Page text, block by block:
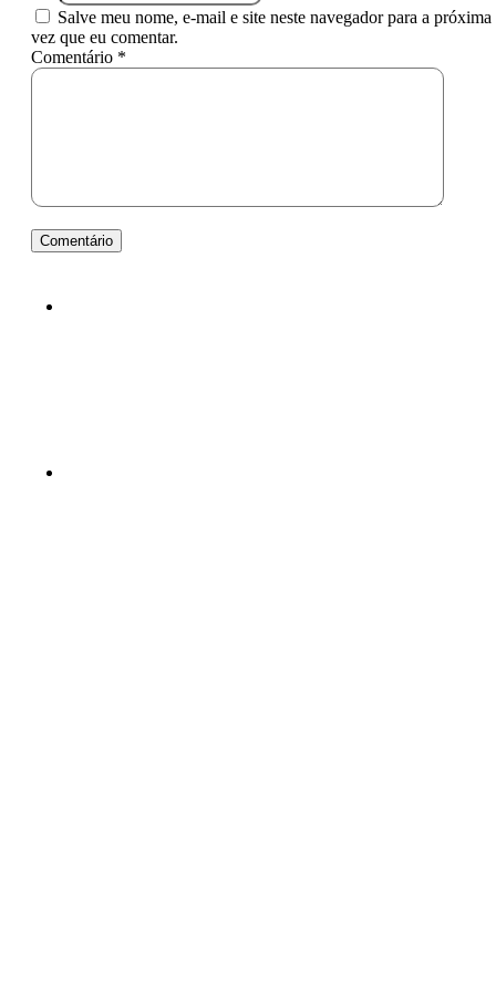
Salve meu nome, e-mail e site neste navegador para a próxima
vez que eu comentar.
Comentário *